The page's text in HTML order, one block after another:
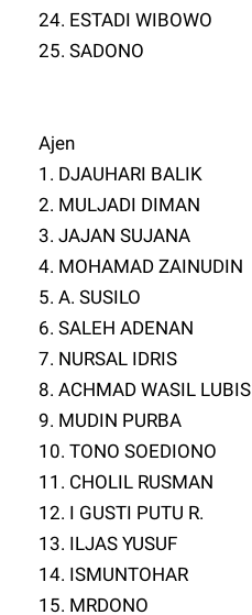
24. ESTADI WIBOWO
25. SADONO
Ajen
1. DJAUHARI BALIK
2. MULJADI DIMAN
3. JAJAN SUJANA
4. MOHAMAD ZAINUDIN
5. A. SUSILO
6. SALEH ADENAN
7. NURSAL IDRIS
8. ACHMAD WASIL LUBIS
9. MUDIN PURBA
10. TONO SOEDIONO
11. CHOLIL RUSMAN
12. I GUSTI PUTU R.
13. ILJAS YUSUF
14. ISMUNTOHAR
15. MRDONO